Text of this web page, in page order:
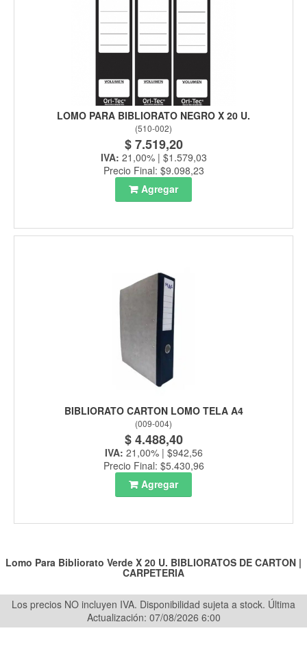
LOMO PARA BIBLIORATO NEGRO X 20 U.
(510-002)
$ 7.519,20
IVA: 21,00% | $1.579,03
Precio Final: $9.098,23
Agregar
BIBLIORATO CARTON LOMO TELA A4
(009-004)
$ 4.488,40
IVA: 21,00% | $942,56
Precio Final: $5.430,96
Agregar
Lomo Para Bibliorato Verde X 20 U. BIBLIORATOS DE CARTON |
CARPETERIA
Los precios NO incluyen IVA. Disponibilidad sujeta a stock. Última
Actualización: 07/08/2026 6:00